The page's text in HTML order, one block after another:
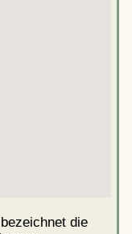
bezeichnet die